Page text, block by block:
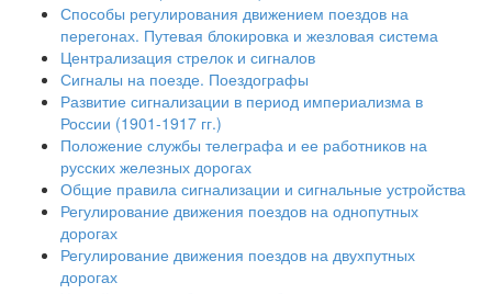
Способы регулирования движением поездов на
перегонах. Путевая блокировка и жезловая система
Централизация стрелок и сигналов
Сигналы на поезде. Поездографы
Развитие сигнализации в период империализма в
России (1901-1917 гг.)
Положение службы телеграфа и ее работников на
русских железных дорогах
Общие правила сигнализации и сигнальные устройства
Регулирование движения поездов на однопутных
дорогах
Регулирование движения поездов на двухпутных
дорогах